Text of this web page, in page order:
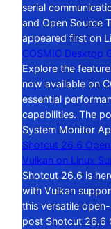
serial
and Open Source
appeared first on
COSMIC Desktop
Explore the
now available on
essential
capabilities. The
System Monitor
Shotcut 26.6
Vulkan on Linux
Shotcut 26.6 is
with Vulkan
this versatile
post Shotcut 26.6